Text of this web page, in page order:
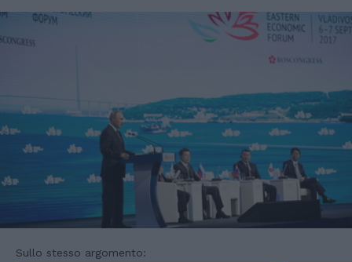
Sullo stesso argomento: